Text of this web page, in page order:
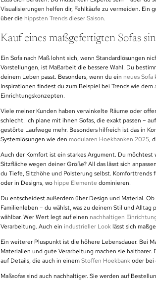
Visualisierungen helfen dir, Fehlkäufe zu vermeiden. Ein
über die hippsten Trends dieser Saison.
Kauf eines maßgefertigten Sofas
Ein Sofa nach Maß lohnt sich, wenn Standardlösungen
Vorstellungen, ist Maßarbeit die bessere Wahl. Du
deinem Leben passt. Besonders, wenn du ein neues Sofa
Inspirationen findest du zum Beispiel bei Trends wie dem
Einrichtungskonzepten.
Viele meiner Kunden haben verwinkelte Räume oder
schlecht. Ich plane mit ihnen Sofas, die exakt passen –
gestörte Laufwege mehr. Besonders hilfreich ist das in
Systemlösungen wie den modularen Hoekbanken 2025,
Auch der Komfort ist ein starkes Argument. Du
Sitzfläche wegen deiner Größe? All das lässt sich
du Tiefe, Sitzhöhe und Polsterung selbst. Komforttrends
oder in Designs, wo hippe Elemente dominieren.
Du entscheidest außerdem über Design und Material.
Familienleben – du wählst, was zu deinem Stil und
wählbar. Wer Wert legt auf einen nachhaltigen
Verarbeitung. Auch ein industrieller Looklässt sich
Ein weiterer Pluspunkt ist die höhere Lebensdauer. Bei
Materialien und gute Verarbeitung machen sie
auf Details, die auch in einemStoffen Hoekbankoder bei
Maßsofas sind auch nachhaltiger. Sie werden auf